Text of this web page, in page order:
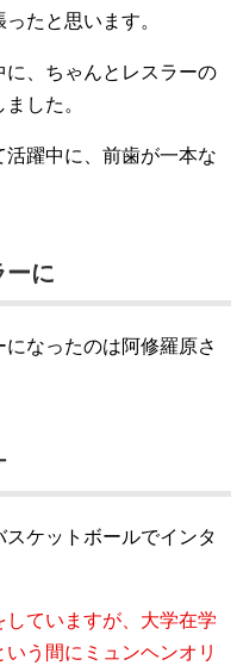
たと思います。
、ちゃんとレスラーの
した。
躍中に、前歯が一本な
ーに
なったのは阿修羅原さ
ケットボールでインタ
ていますが、大学在学
う間にミュンヘンオリ